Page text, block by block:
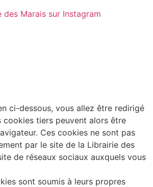
des Marais sur Instagram
ci-dessous, vous allez être redirigé
cookies tiers peuvent alors être
Ces cookies ne sont pas
par le site de la Librairie des
de réseaux sociaux auxquels vous
sont soumis à leurs propres